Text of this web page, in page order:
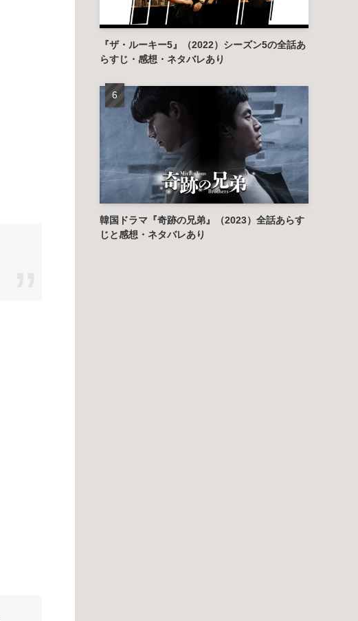
『ザ・ルーキー5』（2022）シーズン5の全話あ
らすじ・感想・ネタバレあり
韓国ドラマ『奇跡の兄弟』（2023）全話あらす
じと感想・ネタバレあり